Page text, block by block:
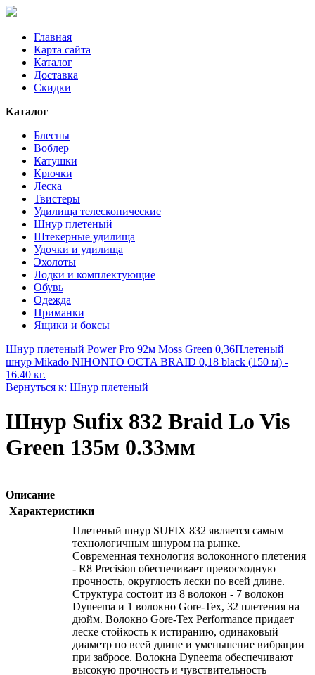
Главная
Карта сайта
Каталог
Доставка
Скидки
Каталог
Блесны
Воблер
Катушки
Крючки
Леска
Твистеры
Удилища телескопические
Шнур плетеный
Штекерные удилища
Удочки и удилища
Эхолоты
Лодки и комплектующие
Обувь
Одежда
Приманки
Ящики и боксы
Шнур плетеный Power Pro 92м Moss Green 0,36Плетеный
шнур Mikado NIHONTO OCTA BRAID 0,18 black (150 м) -
16.40 кг.
Вернуться к: Шнур плетеный
Шнур Sufix 832 Braid Lo Vis
Green 135м 0.33мм
Описание
Характеристики
Плетеный шнур SUFIX 832 является самым
технологичным шнуром на рынке.
Современная технология волоконного плетения
- R8 Precision обеспечивает превосходную
прочность, округлость лески по всей длине.
Структура состоит из 8 волокон - 7 волокон
Dyneema и 1 волокно Gore-Tex, 32 плетения на
дюйм. Волокно Gore-Tex Performance придает
леске стойкость к истиранию, одинаковый
диаметр по всей длине и уменьшение вибрации
при забросе. Волокна Dyneema обеспечивают
высокую прочность и чувствительность